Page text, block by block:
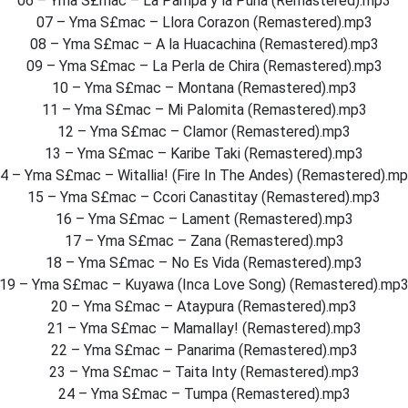
07 – Yma S£mac – Llora Corazon (Remastered).mp3
08 – Yma S£mac – A la Huacachina (Remastered).mp3
09 – Yma S£mac – La Perla de Chira (Remastered).mp3
10 – Yma S£mac – Montana (Remastered).mp3
11 – Yma S£mac – Mi Palomita (Remastered).mp3
12 – Yma S£mac – Clamor (Remastered).mp3
13 – Yma S£mac – Karibe Taki (Remastered).mp3
– Yma S£mac – Witallia! (Fire In The Andes)
15 – Yma S£mac – Ccori Canastitay (Remastered).mp3
16 – Yma S£mac – Lament (Remastered).mp3
17 – Yma S£mac – Zana (Remastered).mp3
18 – Yma S£mac – No Es Vida (Remastered).mp3
19 – Yma S£mac – Kuyawa (Inca Love Song) (Remastered).mp3
20 – Yma S£mac – Ataypura (Remastered).mp3
21 – Yma S£mac – Mamallay! (Remastered).mp3
22 – Yma S£mac – Panarima (Remastered).mp3
23 – Yma S£mac – Taita Inty (Remastered).mp3
24 – Yma S£mac – Tumpa (Remastered).mp3